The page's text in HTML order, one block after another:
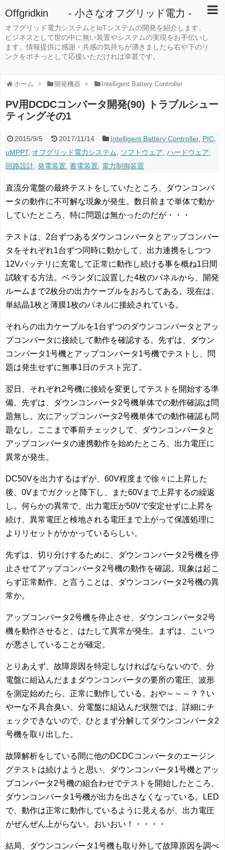
Offgridkin - 小さなオフグリッド電力 -
オフグリッド電力システムとIoTシステムの開発を紹介します。
ビジネスとして世の中に無い装置やシステムの実現をお手伝いし
ます。情報提供に感謝・共感の気持ちが湧きましたら右や下のリ
ンクをポチっとして応援いただければ幸甚です。
ホーム 開発機器 Intelligent Battery Controller
PV用DCDCコンバータ開発(90) トラブルシュー
ティングその1
2015/9/5 2017/11/14 Intelligent Battery Controller, PIC,
μMPPT, オフグリッド電力システム ソフトウェア ハードウェア
回路設計 発電装置 蓄電装置 電力制御装置
直流分電盤の最終テストをしていたところ、ダウンコンバ
ータの動作に不可解な現象が発生。数日前まで単体で動か
していたところ、特に問題は無かったのだが・・・
テストは、2台ずつあるダウンコンバータとアップコンバー
タをそれぞれ1台ずつ同時に動かして、出力連携をしつつ
12Vバッテリに充電して正常に動作し続ける事を概ね1日間
試験する方法。ベランダに設置した4枚のパネルから、開発
ルームまで2枚分の出力ケーブルをおろしてある。現在は、
単結晶1枚と薄膜1枚のパネルに接続されている。
それらの出力ケーブルを1台ずつのダウンコンバータとアッ
プコンバータに接続して動作を確認する。先ずは、ダウン
コンバータ1号機とアップコンバータ1号機でテストし、問
題は発生せずに無事1日のテスト完了。
翌日、それぞれ2号機に接続を変更してテストを開始する準
備。先ずは、ダウンコンバータ2号機単体での動作確認は問
題無し。次にアップコンバータ2号機単体での動作確認も問
題なし。ここまで事前チェックして、ダウンコンバータと
アップコンバータの連携動作を始めたところ、出力電圧に
異常が発生。
DC50Vを出力するはずが、60V程度まで徐々に上昇した
後、0Vまでガクッと降下し、また60Vまで上昇するの繰返
し。何らかの異常で、出力電圧が50Vで安定せずに上昇を
続け、異常電圧と検地される電圧まで上がって保護処理に
よりリセットがかかっているらしい。
先ずは、切り分けするために、ダウンコンバータ2号機を停
止させてアップコンバータ2号機の動作を確認。現象は起こ
らず正常動作。と言うことは、ダウンコンバータ2号機の異
常か。
アップコンバータ2号機を停止させ、ダウンコンバータ2号
機を動作させると、はたして異常が発生。まずは、こいつ
が悪さしていることが確定。
とりあえず、故障原因を特定しなければならないので、分
電盤に組込んだままダウンコンバータの要所の電圧、波形
を測定始めたら、正常に動作している。おや～～～？？い
やーな不具合臭い。分電盤に組込んだ状態では、詳細にチ
ェックできないので、ひとまず分解してダウンコンバータ2
号機を取り出した。
故障解析をしている間に他のDCDCコンバータのエージン
グテストは続けようと思い、ダウンコンバータ1号機とアッ
プコンバータ2号機の組合わせでテストを開始したところ、
ダウンコンバータ1号機が出力を出さなくなっている。LED
で、動作は正常に動作しているように見えるが、出力電圧
がぜんぜん上がらない。おいおい！・・・・
結局、ダウンコンバータ1号機も取り外して故障原因を調べ